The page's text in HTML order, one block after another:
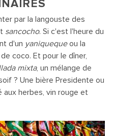
par la langouste des
sancocho. Si c'est l'heure du
d'un yaniquequeou la
coco. Et pour le dîner,
mixta, un mélange de
? Une bière Presidente ou
aux herbes, vin rouge et